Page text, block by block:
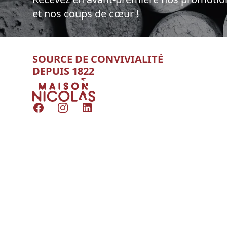
et nos coups de cœur !
SOURCE DE CONVIVIALITÉ
DEPUIS 1822
Nicolas
FacebookInstagramLinkedIn